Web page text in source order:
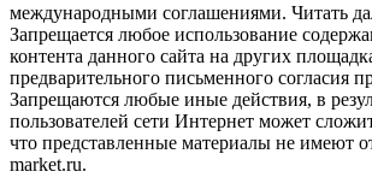
международными соглашениями. Читать
Запрещается любое использование
контента данного сайта на других
предварительного письменного согласия
Запрещаются любые иные действия, в
пользователей сети Интернет может
что представленные материалы не имеют
market.ru.